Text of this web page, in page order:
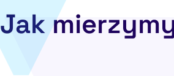
Pomiar i atrybucja
CRM i obsługa leadów
Ryzyko i zgodność
E-mail marketing
HubSpot
automation i CRM
Jak